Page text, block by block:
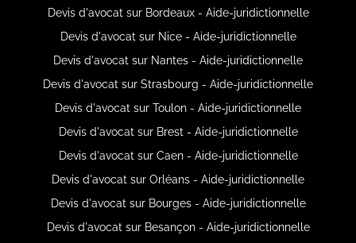
Devis d'avocat sur Bordeaux - Aide-juridictionnelle
Devis d'avocat sur Nice - Aide-juridictionnelle
Devis d'avocat sur Nantes - Aide-juridictionnelle
Devis d'avocat sur Strasbourg - Aide-juridictionnelle
Devis d'avocat sur Toulon - Aide-juridictionnelle
Devis d'avocat sur Brest - Aide-juridictionnelle
Devis d'avocat sur Caen - Aide-juridictionnelle
Devis d'avocat sur Orléans - Aide-juridictionnelle
Devis d'avocat sur Bourges - Aide-juridictionnelle
Devis d'avocat sur Besançon - Aide-juridictionnelle